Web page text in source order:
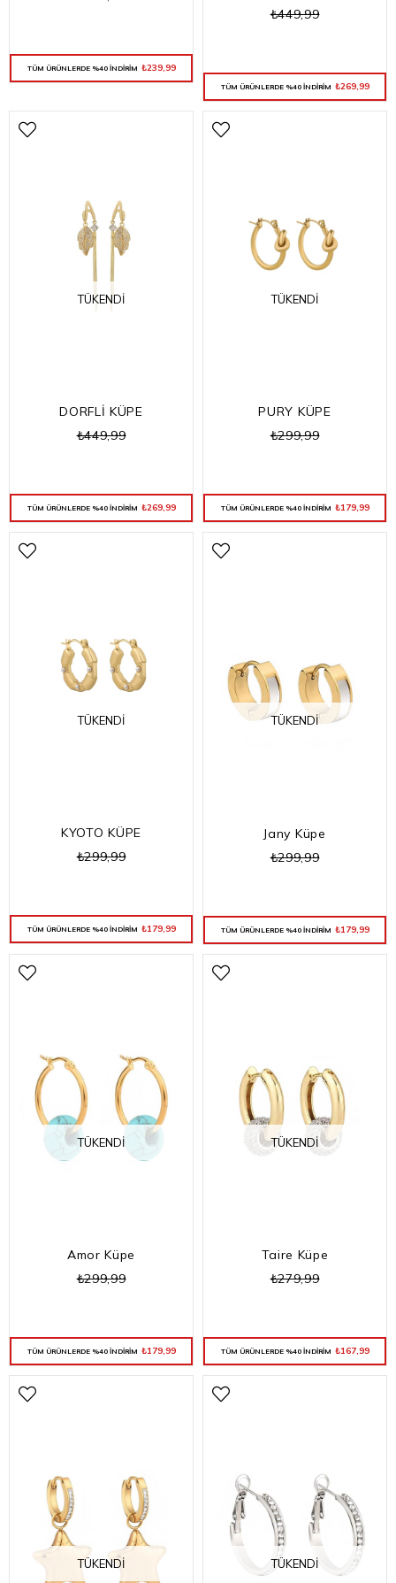
TÜM ÜRÜNLERDE %40 İNDİRİM ₺239,99
₺449,99
TÜM ÜRÜNLERDE %40 İNDİRİM ₺269,99
TÜKENDI
DORFLİ KÜPE
₺449,99
TÜM ÜRÜNLERDE %40 İNDİRİM ₺269,99
TÜKENDI
PURY KÜPE
₺299,99
TÜM ÜRÜNLERDE %40 İNDİRİM ₺179,99
TÜKENDI
KYOTO KÜPE
₺299,99
TÜM ÜRÜNLERDE %40 İNDİRİM ₺179,99
TÜKENDI
Jany Küpe
₺299,99
TÜM ÜRÜNLERDE %40 İNDİRİM ₺179,99
TÜKENDI
Amor Küpe
₺299,99
TÜM ÜRÜNLERDE %40 İNDİRİM ₺179,99
TÜKENDI
Taire Küpe
₺279,99
TÜM ÜRÜNLERDE %40 İNDİRİM ₺167,99
TÜKENDI TÜKENDI